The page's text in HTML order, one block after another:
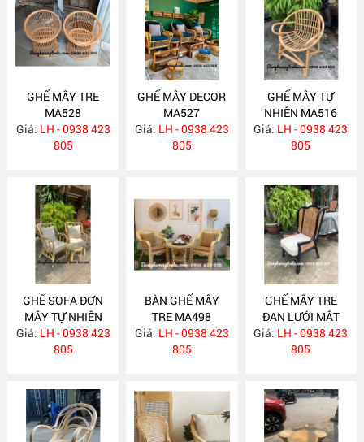
GHẾ MÂY TRE
MA528
Giá: LH - 0938 423
805
GHẾ MÂY DECOR
MA527
Giá: LH - 0938 423
805
GHẾ MÂY TỰ
NHIÊN MA516
Giá: LH - 0938 423
805
GHẾ SOFA ĐƠN
MÂY TỰ NHIÊN
MA515
Giá: LH - 0938 423
805
BÀN GHẾ MÂY
TRE MA498
Giá: LH - 0938 423
805
GHẾ MÂY TRE
ĐAN LƯỚI MẮT
CÁO MA496
Giá: LH - 0938 423
805